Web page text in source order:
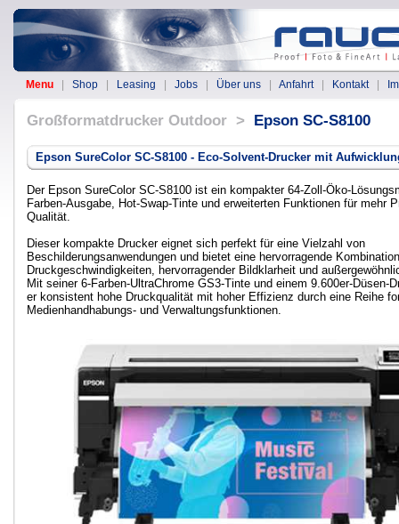
Menu | Shop | Leasing | Jobs | Über uns | Anfahrt| Kontakt|
Großformatdrucker Outdoor > Epson SC-S8100
Epson SureColor SC-S8100 - Eco-Solvent-Drucker mit
Der Epson SureColor SC-S8100 ist ein kompakter 64-Zoll-Öko-
Farben-Ausgabe, Hot-Swap-Tinte und erweiterten Funktionen für mehr
Qualität.
Dieser kompakte Drucker eignet sich perfekt für eine Vielzahl von
Beschilderungsanwendungen und bietet eine hervorragende
Druckgeschwindigkeiten, hervorragender Bildklarheit und
Mit seiner 6-Farben-UltraChrome GS3-Tinte und einem 9.600er-Düsen-
er konsistent hohe Druckqualität mit hoher Effizienz durch eine Reihe
Medienhandhabungs- und Verwaltungsfunktionen.